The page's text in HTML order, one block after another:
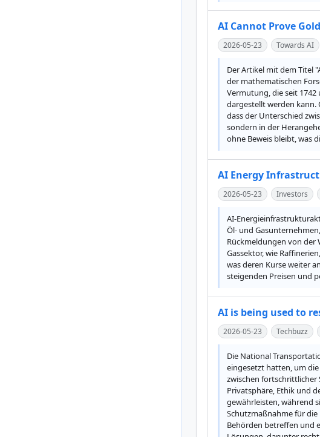
AI Cannot Prove
2026-05-23 Towards AI
Der Artikel mit dem Titel
der mathematischen
Vermutung, die seit 1742
dargestellt werden kann.
dass der Unterschied
sondern in der
ohne Beweis bleibt, was
AI Energy
2026-05-23 Investors
AI-
Öl- und
Rückmeldungen von der
Gassektor, wie
was deren Kurse weiter
steigenden Preisen und
AI is being used to
2026-05-23 Techbuzz
Die National
eingesetzt hatten, um
zwischen
Privatsphäre, Ethik und
gewährleisten, während
Schutzmaßnahme für
Behörden betreffen und